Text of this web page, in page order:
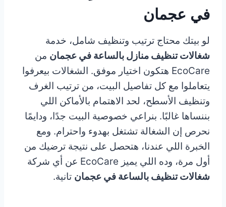
في عجمان
لو بيتك محتاج ترتيب وتنظيف شامل، خدمة
شغالات تنظيف منازل بالساعة في عجمان من
EcoCare هتكون اختيار موفق. الشغالات بيعرفوا
يتعاملوا مع كل تفاصيل البيت، من ترتيب الغرف
وتنظيف الأسطح، لحد الاهتمام بالأماكن اللي
بننساها غالبًا. بنراعي خصوصية البيت جدًا، ودايمًا
نحرص إن الشغالة تشتغل بهدوء واحترام. ومع
الخبرة اللي عندنا، هتحصل على نتيجة ترضيك من
أول مرة، وده اللي يميز EcoCare عن أي شركة
شغالات تنظيف بالساعة في عجمان تانية.